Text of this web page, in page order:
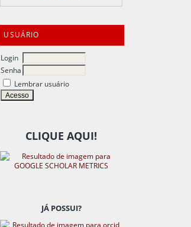
USUÁRIO
Login
Senha
Lembrar usuário
CLIQUE AQUI!
JÁ POSSUI?